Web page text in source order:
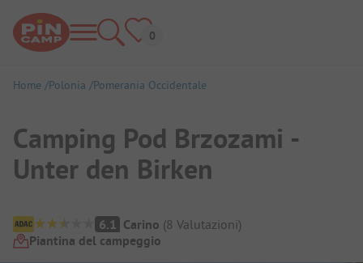
Home Polonia Pomerania Occidentale
Camping Pod Brzozami -
Unter den Birken
Panoramica del campeggio
6.1 Carino (8 Valutazioni)
Piantina del campeggio